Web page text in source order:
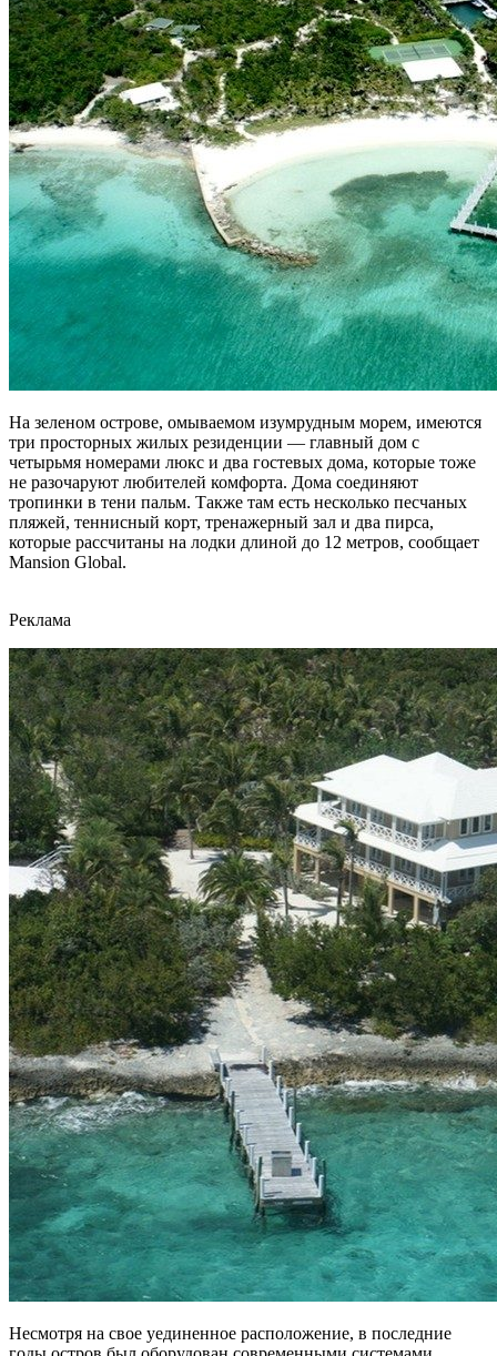
На зеленом острове, омываемом изумрудным морем, имеются
три просторных жилых резиденции — главный дом с
четырьмя номерами люкс и два гостевых дома, которые тоже
не разочаруют любителей комфорта. Дома соединяют
тропинки в тени пальм. Также там есть несколько песчаных
пляжей, теннисный корт, тренажерный зал и два пирса,
которые рассчитаны на лодки длиной до 12 метров, сообщает
Mansion Global.
Реклама
Несмотря на свое уединенное расположение, в последние